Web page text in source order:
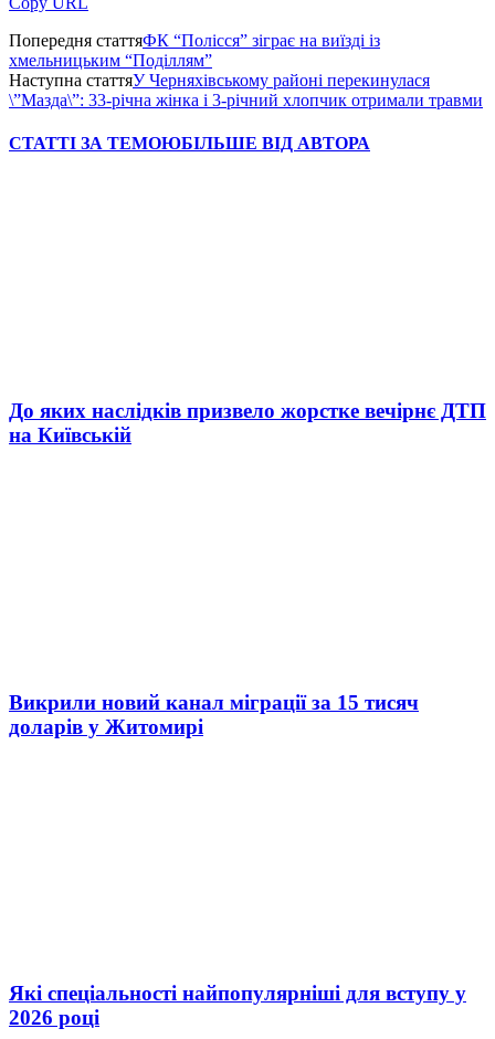
Попередня статтяФК “Полісся” зіграє на виїзді із
хмельницьким “Поділлям”
Наступна статтяУ Черняхівському районі перекинулася
\”Мазда\”: 33-річна жінка і 3-річний хлопчик отримали травми
СТАТТІ ЗА ТЕМОЮБІЛЬШЕ ВІД АВТОРА
До яких наслідків призвело жорстке вечірнє ДТП
на Київській
Викрили новий канал міграції за 15 тисяч
доларів у Житомирі
Які спеціальності найпопулярніші для вступу у
2026 році